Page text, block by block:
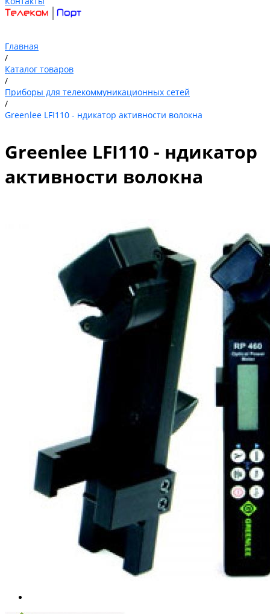
Главная
/
Каталог товаров
/
Приборы для телекоммуникационных сетей
/
Greenlee LFI110 - ндикатор активности волокна
Greenlee LFI110 - ндикатор
активности волокна